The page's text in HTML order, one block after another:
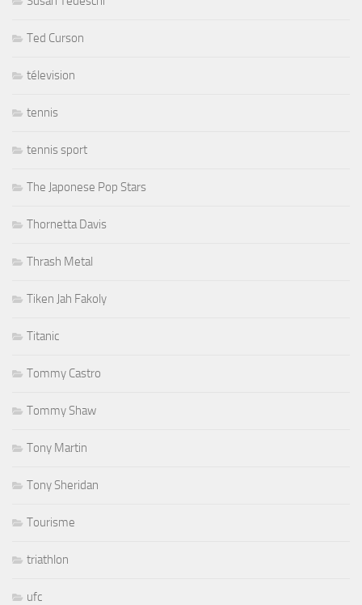
Ted Curson
télevision
tennis
tennis sport
The Japonese Pop Stars
Thornetta Davis
Thrash Metal
Tiken Jah Fakoly
Titanic
Tommy Castro
Tommy Shaw
Tony Martin
Tony Sheridan
Tourisme
triathlon
ufc